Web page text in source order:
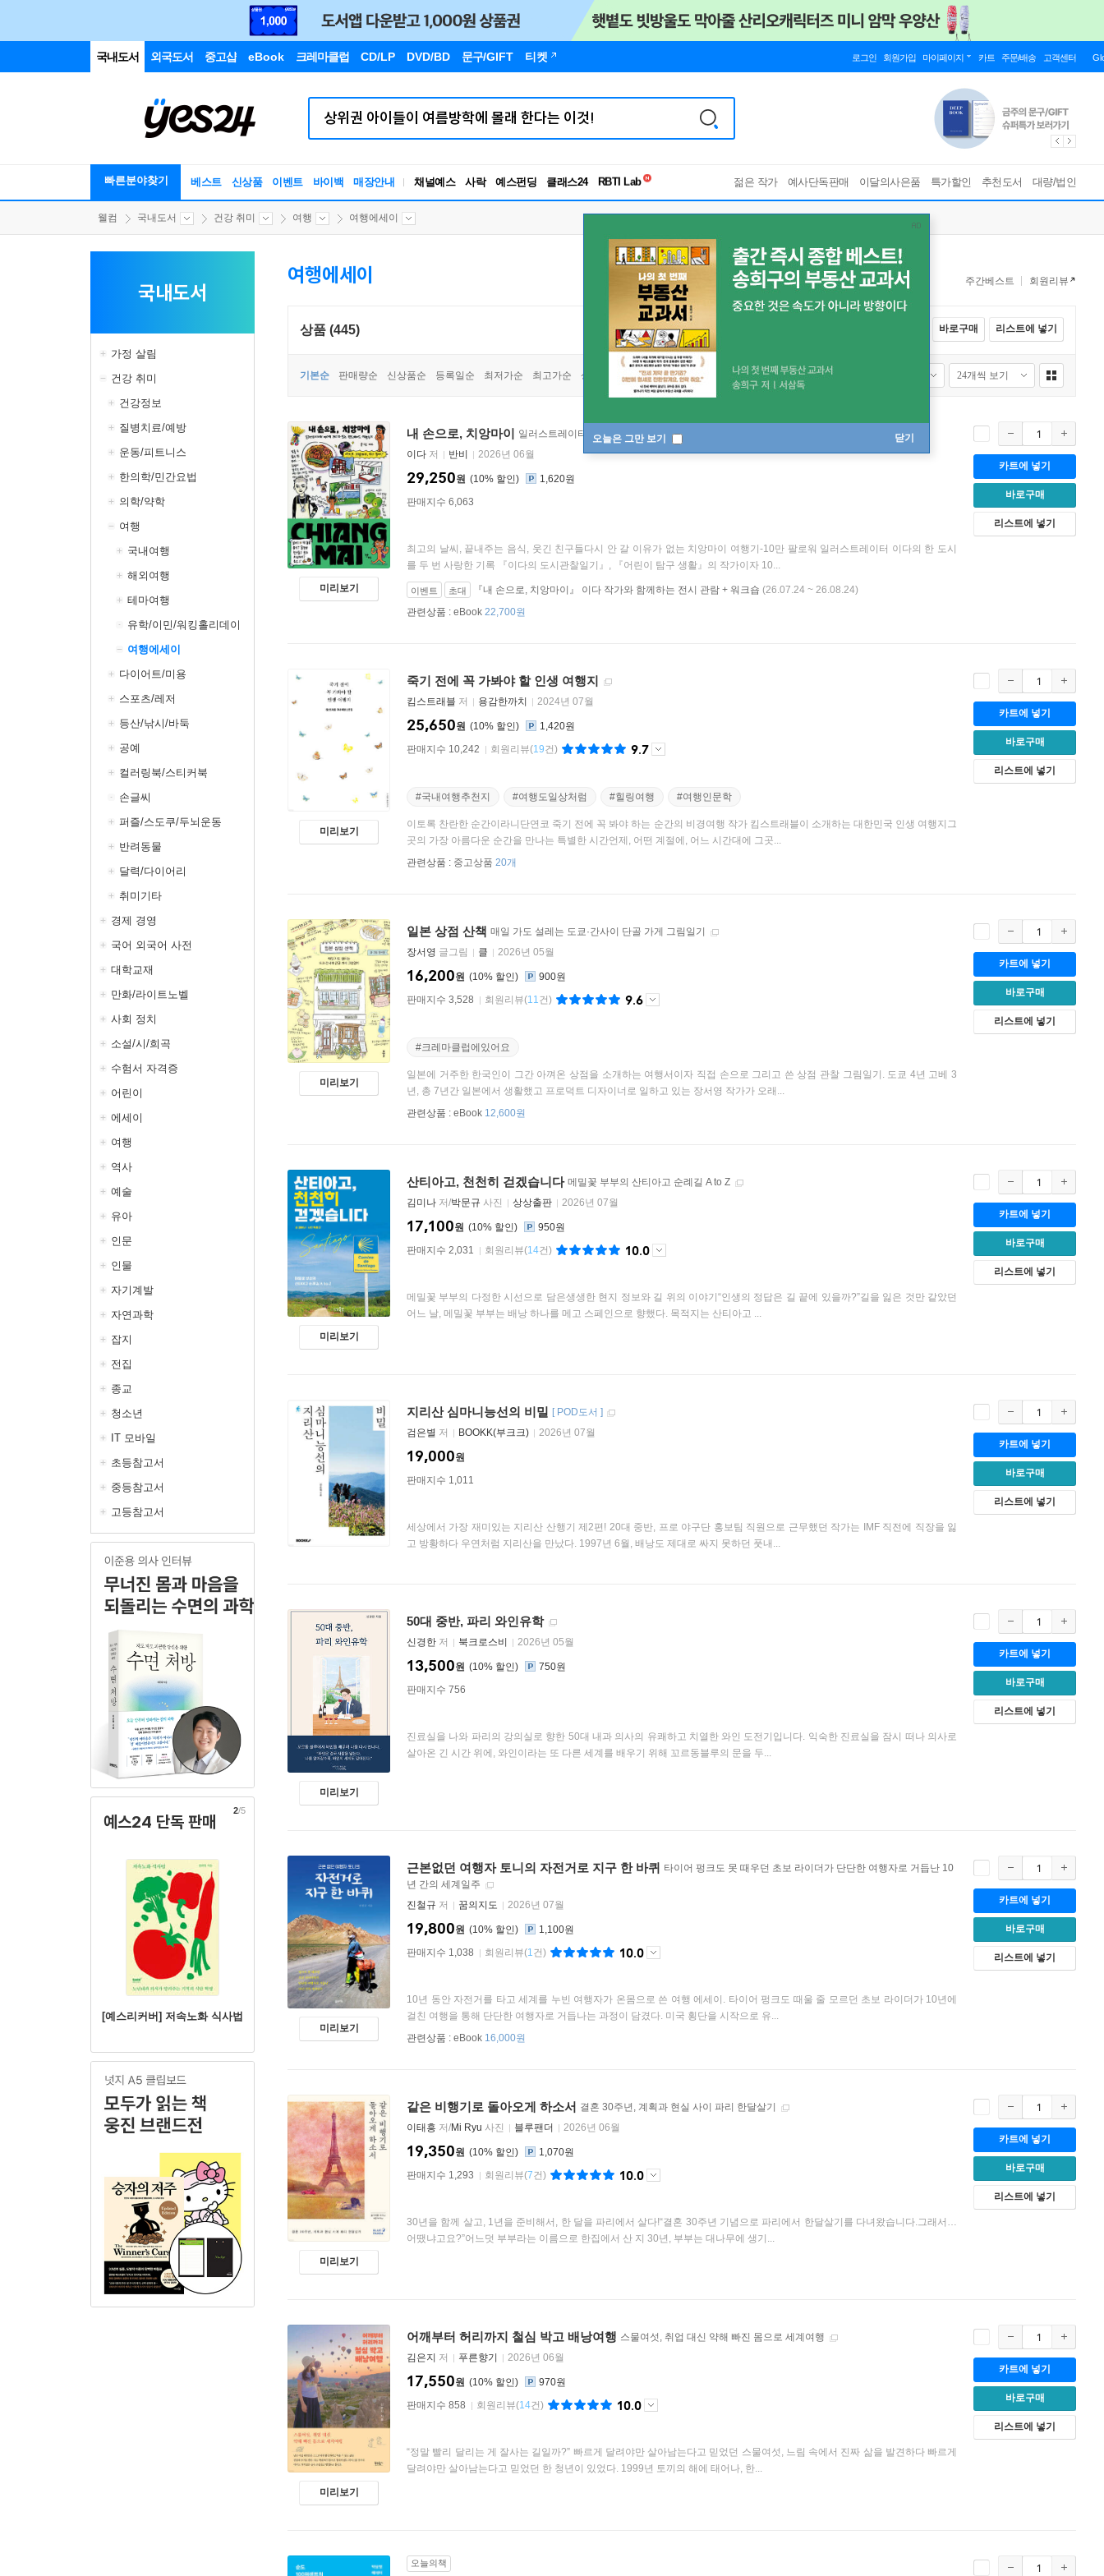
국내도서 외국도서 중고샵 eBook 크레마클럽 CD/LP DVD/BD 문구/GIFT 티켓 로그인 회원가입 마이페이지 카트 주문/배송 고객센터
빠른분야찾기 베스트 신상품 이벤트 바이백 매장안내 채널예스 사락 예스펀딩 클래스24
독서유형검사
젊은 작가 예사단독판매 이달의사은품 특가할인 추천도서 대량/법인
오늘은 그만 보기 닫기
웰컴 국내도서 건강 취미 여행 여행에세이
국내도서
가정 살림
건강 취미
건강정보
질병치료/예방
운동/피트니스
한의학/민간요법
의학/약학
여행
국내여행
해외여행
테마여행
유학/이민/워킹홀리데이
여행에세이
다이어트/미용
스포츠/레저
등산/낚시/바둑
공예
컬러링북/스티커북
손글씨
퍼즐/스도쿠/두뇌운동
반려동물
달력/다이어리
취미기타
경제 경영
국어 외국어 사전
대학교재
만화/라이트노벨
사회 정치
소설/시/희곡
수험서 자격증
어린이
에세이
여행
역사
예술
유아
인문
인물
자기계발
자연과학
잡지
전집
종교
청소년
IT 모바일
초등참고서
중등참고서
고등참고서
예스24 단독 판매
[예스리커버] 저속노화 식사법
2/5
여행에세이 주간베스트 회원리뷰
상품 (445) 바로구매 리스트에 넣기
기본순 판매량순 신상품순 등록일순 최저가순 최고가순 상품명순
미리보기
내 손으로, 치앙마이 일러스트레이터 이다의 카메라 없는 핸드메이드 여행일기
이다 저 반비 2026년 06월
10%
29,250원
1,620원
판매지수 6,063
최고의 날씨, 끝내주는 음식, 웃긴 친구들다시 안 갈 이유가 없는 치앙마이 여행기-10만 팔로워 일러스트레이터 이다의 한 도시
를 두 번 사랑한 기록 『이다의 도시관찰일기』, 『어린이 탐구 생활』의 작가이자 10...
이벤트 초대 『내 손으로, 치앙마이』 이다 작가와 함께하는 전시 관람 + 워크숍 (26.07.24 ~ 26.08.24)
관련상품 : eBook 22,700원
카트에 넣기
바로구매
리스트에 넣기
미리보기
죽기 전에 꼭 가봐야 할 인생 여행지
킴스트래블 저 용감한까치 2024년 07월
10%
25,650원
1,420원
판매지수 10,242
회원리뷰(19건) 9.7
#국내여행추천지 #여행도일상처럼 #힐링여행 #여행인문학
이토록 찬란한 순간이라니단연코 죽기 전에 꼭 봐야 하는 순간의 비경여행 작가 킴스트래블이 소개하는 대한민국 인생 여행지그
곳의 가장 아름다운 순간을 만나는 특별한 시간언제, 어떤 계절에, 어느 시간대에 그곳...
관련상품 : 중고상품 20개
카트에 넣기
바로구매
리스트에 넣기
미리보기
일본 상점 산책 매일 가도 설레는 도쿄·간사이 단골 가게 그림일기
장서영 글그림 클 2026년 05월
10%
16,200원
900원
판매지수 3,528
회원리뷰(11건) 9.6
#크레마클럽에있어요
일본에 거주한 한국인이 그간 아껴온 상점을 소개하는 여행서이자 직접 손으로 그리고 쓴 상점 관찰 그림일기. 도쿄 4년 고베 3
년, 총 7년간 일본에서 생활했고 프로덕트 디자이너로 일하고 있는 장서영 작가가 오래...
관련상품 : eBook 12,600원
카트에 넣기
바로구매
리스트에 넣기
미리보기
산티아고, 천천히 걷겠습니다 메밀꽃 부부의 산티아고 순례길 A to Z
김미나 저/박문규 사진 상상출판 2026년 07월
10%
17,100원
950원
판매지수 2,031
회원리뷰(14건) 10.0
메밀꽃 부부의 다정한 시선으로 담은생생한 현지 정보와 길 위의 이야기“인생의 정답은 길 끝에 있을까?”길을 잃은 것만 같았던
어느 날, 메밀꽃 부부는 배낭 하나를 메고 스페인으로 향했다. 목적지는 산티아고 ...
카트에 넣기
바로구매
리스트에 넣기
지리산 심마니능선의 비밀 [ POD도서 ]
검은별 저 BOOKK(부크크) 2026년 07월
19,000원
판매지수 1,011
세상에서 가장 재미있는 지리산 산행기 제2편! 20대 중반, 프로 야구단 홍보팀 직원으로 근무했던 작가는 IMF 직전에 직장을 잃
고 방황하다 우연처럼 지리산을 만났다. 1997년 6월, 배낭도 제대로 싸지 못하던 풋내...
카트에 넣기
바로구매
리스트에 넣기
미리보기
50대 중반, 파리 와인유학
신경한 저 북크로스비 2026년 05월
10%
13,500원
750원
판매지수 756
진료실을 나와 파리의 강의실로 향한 50대 내과 의사의 유쾌하고 치열한 와인 도전기입니다. 익숙한 진료실을 잠시 떠나 의사로
살아온 긴 시간 위에, 와인이라는 또 다른 세계를 배우기 위해 꼬르동블루의 문을 두...
카트에 넣기
바로구매
리스트에 넣기
미리보기
근본없던 여행자 토니의 자전거로 지구 한 바퀴 타이어 펑크도 못 때우던 초보 라이더가 단단한 여행자로 거듭난 10
년 간의 세계일주
진철규 저 꿈의지도 2026년 07월
10%
19,800원
1,100원
판매지수 1,038
회원리뷰(1건) 10.0
10년 동안 자전거를 타고 세계를 누빈 여행자가 온몸으로 쓴 여행 에세이. 타이어 펑크도 때울 줄 모르던 초보 라이더가 10년에
걸친 여행을 통해 단단한 여행자로 거듭나는 과정이 담겼다. 미국 횡단을 시작으로 유...
관련상품 : eBook 16,000원
카트에 넣기
바로구매
리스트에 넣기
미리보기
같은 비행기로 돌아오게 하소서 결혼 30주년, 계획과 현실 사이 파리 한달살기
이태흥 저/Mi Ryu 사진 블루팬더 2026년 06월
10%
19,350원
1,070원
판매지수 1,293
회원리뷰(7건) 10.0
30년을 함께 살고, 1년을 준비해서, 한 달을 파리에서 살다!“결혼 30주년 기념으로 파리에서 한달살기를 다녀왔습니다.그래서…
어땠냐고요?”어느덧 부부라는 이름으로 한집에서 산 지 30년, 부부는 대나무에 생기...
카트에 넣기
바로구매
리스트에 넣기
미리보기
어깨부터 허리까지 철심 박고 배낭여행 스물여섯, 취업 대신 약해 빠진 몸으로 세계여행
김은지 저 푸른향기 2026년 06월
10%
17,550원
970원
판매지수 858
회원리뷰(14건) 10.0
“정말 빨리 달리는 게 잘사는 길일까?” 빠르게 달려야만 살아남는다고 믿었던 스물여섯, 느림 속에서 진짜 삶을 발견하다 빠르게
달려야만 살아남는다고 믿었던 한 청년이 있었다. 1999년 토끼의 해에 태어나, 한...
카트에 넣기
바로구매
리스트에 넣기
오늘의책